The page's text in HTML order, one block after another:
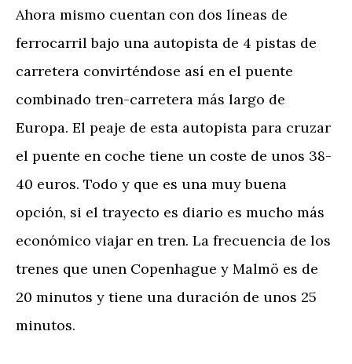
Ahora mismo cuentan con dos líneas de
ferrocarril bajo una autopista de 4 pistas de
carretera convirténdose así en el puente
combinado tren-carretera más largo de
Europa. El peaje de esta autopista para cruzar
el puente en coche tiene un coste de unos 38-
40 euros. Todo y que es una muy buena
opción, si el trayecto es diario es mucho más
económico viajar en tren. La frecuencia de los
trenes que unen Copenhague y Malmö es de
20 minutos y tiene una duración de unos 25
minutos.